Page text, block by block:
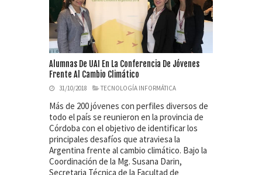
Alumnas De UAI En La Conferencia De Jóvenes
Frente Al Cambio Climático
31/10/2018 TECNOLOGÍA INFORMÁTICA
Más de 200 jóvenes con perfiles diversos de
todo el país se reunieron en la provincia de
Córdoba con el objetivo de identificar los
principales desafíos que atraviesa la
Argentina frente al cambio climático. Bajo la
Coordinación de la Mg. Susana Darin,
Secretaria Técnica de la Facultad de